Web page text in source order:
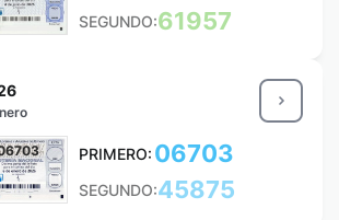
SEGUNDO:61957
PRIMERO: 06703
SEGUNDO:45875